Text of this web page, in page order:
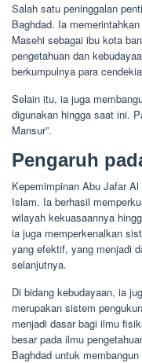
Salah satu peninggalan
Baghdad. Ia
Masehi sebagai ibu kota
pengetahuan dan
berkumpulnya para
Selain itu, ia juga
digunakan hingga saat ini.
Mansur”.
Pengaruh
Kepemimpinan Abu Jafar
Islam. Ia berhasil
wilayah kekuasaannya
ia juga memperkenalkan
yang efektif, yang menjadi
selanjutnya.
Di bidang kebudayaan, ia
merupakan sistem
menjadi dasar bagi ilmu
besar pada ilmu
Baghdad untuk